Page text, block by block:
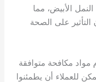
الأبيض، مما
على الصحة
مكافحة متوافقة
للعملاء أن يطمئنوا